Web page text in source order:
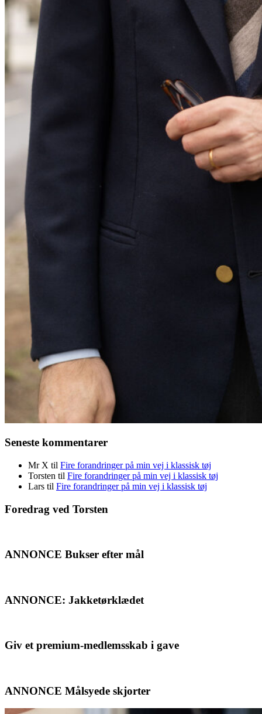
Seneste kommentarer
Mr X til Fire forandringer på min vej i klassisk tøj
Torsten til Fire forandringer på min vej i klassisk tøj
Lars til Fire forandringer på min vej i klassisk tøj
Foredrag ved Torsten
ANNONCE Bukser efter mål
ANNONCE: Jakketørklædet
Giv et premium-medlemsskab i gave
ANNONCE Målsyede skjorter